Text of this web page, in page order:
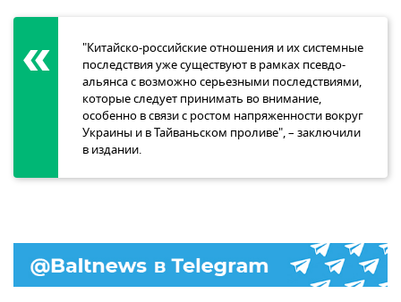
"Китайско-российские отношения и их системные
последствия уже существуют в рамках псевдо-
альянса с возможно серьезными последствиями,
которые следует принимать во внимание,
особенно в связи с ростом напряженности вокруг
Украины и в Тайваньском проливе", – заключили
в издании.